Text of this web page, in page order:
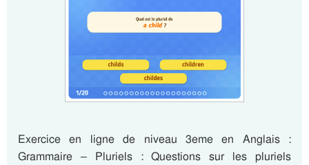
Exercice en ligne de niveau 3eme en Anglais :
Grammaire – Pluriels : Questions sur les pluriels